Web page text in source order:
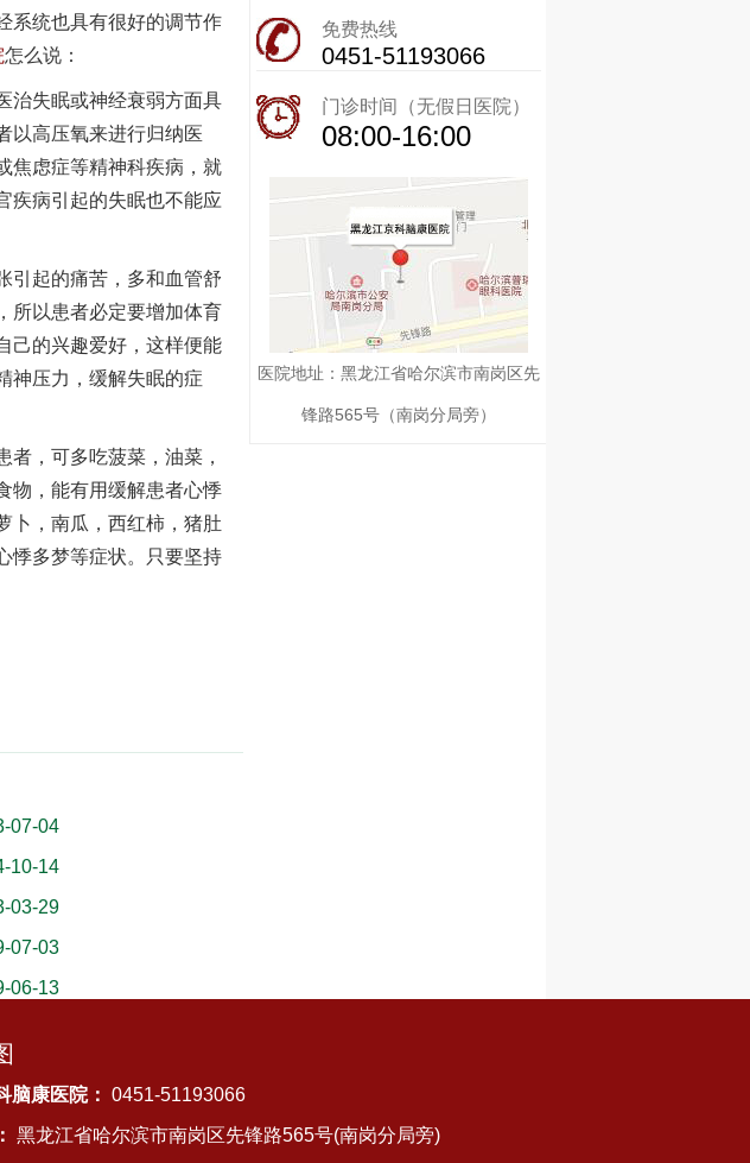
系统也具有很好的调节作
怎么说：
失眠或神经衰弱方面具
以高压氧来进行归纳医
焦虑症等精神科疾病，就
疾病引起的失眠也不能应
起的痛苦，多和血管舒
所以患者必定要增加体育
己的兴趣爱好，这样便能
神压力，缓解失眠的症
，可多吃菠菜，油菜，
物，能有用缓解患者心悸
卜，南瓜，西红柿，猪肚
悸多梦等症状。只要坚持
07-04
10-14
03-29
07-03
06-13
免费热线
0451-51193066
门诊时间（无假日医院）
08:00-16:00
医院地址：黑龙江省哈尔滨市南岗区先
锋路565号（南岗分局旁）
脑康医院： 0451-51193066
黑龙江省哈尔滨市南岗区先锋路565号(南岗分局旁)